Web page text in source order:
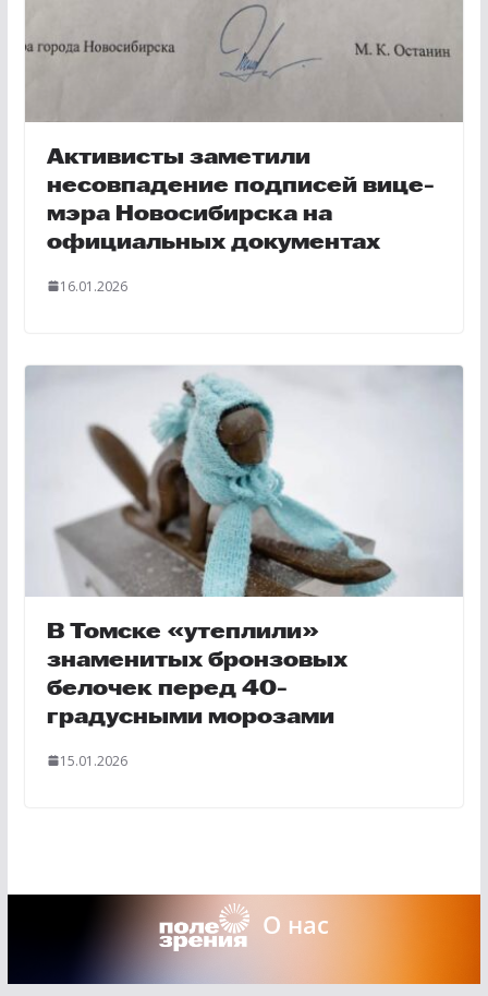
Активисты заметили
несовпадение подписей вице-
мэра Новосибирска на
официальных документах
16.01.2026
В Томске «утеплили»
знаменитых бронзовых
белочек перед 40-
градусными морозами
15.01.2026
О нас